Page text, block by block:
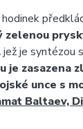
zelenou
jež je syntézou
je zasazena
unce s
Baltaev,